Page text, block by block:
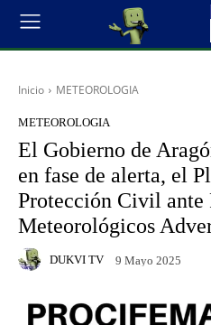
Inicio METEOROLOGIA
METEOROLOGIA
El Gobierno de
en fase de alerta, el
Protección Civil ante
Meteorológicos
DUKVI TV 9 Mayo 2025